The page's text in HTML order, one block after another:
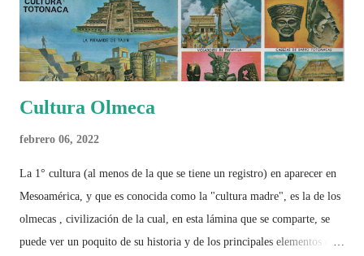
Cultura Olmeca
febrero 06, 2022
La 1° cultura (al menos de la que se tiene un registro) en aparecer en
Mesoamérica, y que es conocida como la "cultura madre", es la de los
olmecas , civilización de la cual, en esta lámina que se comparte, se
puede ver un poquito de su historia y de los principales elementos que